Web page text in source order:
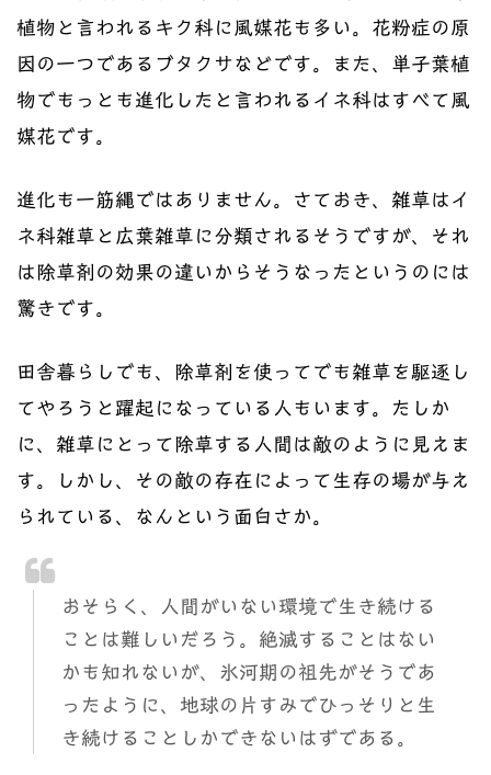
植物と言われるキク科に風媒花も多い。花粉症の原
因の一つであるブタクサなどです。また、単子葉植
物でもっとも進化したと言われるイネ科はすべて風
媒花です。
進化も一筋縄ではありません。さておき、雑草はイ
ネ科雑草と広葉雑草に分類されるそうですが、それ
は除草剤の効果の違いからそうなったというのには
驚きです。
田舎暮らしでも、除草剤を使ってでも雑草を駆逐し
てやろうと躍起になっている人もいます。たしか
に、雑草にとって除草する人間は敵のように見えま
す。しかし、その敵の存在によって生存の場が与え
られている、なんという面白さか。
おそらく、人間がいない環境で生き続ける
ことは難しいだろう。絶滅することはない
かも知れないが、氷河期の祖先がそうであ
ったように、地球の片すみでひっそりと生
き続けることしかできないはずである。